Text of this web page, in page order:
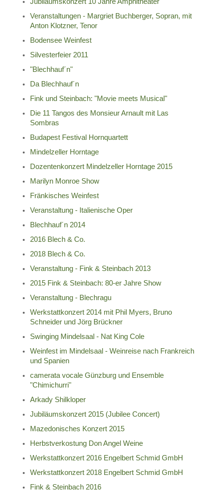
Veranstaltungen - Margriet Buchberger, Sopran, mit
Anton Klotzner, Tenor
Bodensee Weinfest
Silvesterfeier 2011
"Blechhauf´n"
Da Blechhauf´n
Fink und Steinbach: "Movie meets Musical"
Die 11 Tangos des Monsieur Arnault mit Las
Sombras
Budapest Festival Hornquartett
Mindelzeller Horntage
Dozentenkonzert Mindelzeller Horntage 2015
Marilyn Monroe Show
Fränkisches Weinfest
Veranstaltung - Italienische Oper
Blechhauf´n 2014
2016 Blech & Co.
2018 Blech & Co.
Veranstaltung - Fink & Steinbach 2013
2015 Fink & Steinbach: 80-er Jahre Show
Veranstaltung - Blechragu
Werkstattkonzert 2014 mit Phil Myers, Bruno
Schneider und Jörg Brückner
Swinging Mindelsaal - Nat King Cole
Weinfest im Mindelsaal - Weinreise nach Frankreich
und Spanien
camerata vocale Günzburg und Ensemble
"Chimichurri"
Arkady Shilkloper
Jubiläumskonzert 2015 (Jubilee Concert)
Mazedonisches Konzert 2015
Herbstverkostung Don Angel Weine
Werkstattkonzert 2016 Engelbert Schmid GmbH
Werkstattkonzert 2018 Engelbert Schmid GmbH
Fink & Steinbach 2016